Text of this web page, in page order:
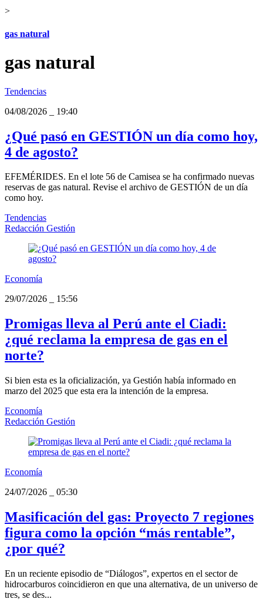
>
gas natural
gas natural
Tendencias
04/08/2026
19:40
¿Qué pasó en GESTIÓN un día como hoy,
4 de agosto?
EFEMÉRIDES. En el lote 56 de Camisea se ha confirmado nuevas
reservas de gas natural. Revise el archivo de GESTIÓN de un día
como hoy.
Tendencias
Redacción Gestión
Economía
29/07/2026
15:56
Promigas lleva al Perú ante el Ciadi:
¿qué reclama la empresa de gas en el
norte?
Si bien esta es la oficialización, ya Gestión había informado en
marzo del 2025 que esta era la intención de la empresa.
Economía
Redacción Gestión
Economía
24/07/2026
05:30
Masificación del gas: Proyecto 7 regiones
figura como la opción “más rentable”,
¿por qué?
En un reciente episodio de “Diálogos”, expertos en el sector de
hidrocarburos coincidieron en que una alternativa, de un universo de
tres, se des...